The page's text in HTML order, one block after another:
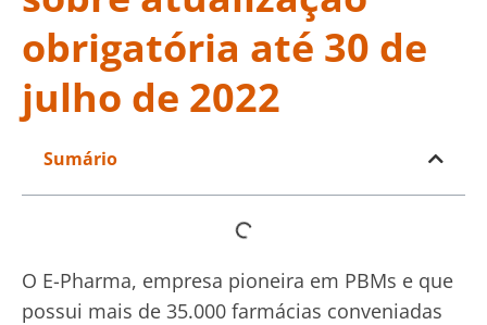
obrigatória até 30 de
julho de 2022
Sumário
O E-Pharma, empresa pioneira em PBMs e que
possui mais de 35.000 farmácias conveniadas